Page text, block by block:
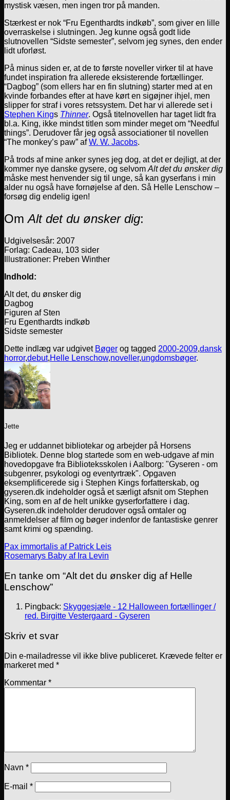
mystisk væsen, men ingen tror på manden.
Stærkest er nok “Fru Egenthardts indkøb”, som giver en lille
overraskelse i slutningen. Jeg kunne også godt lide
slutnovellen “Sidste semester”, selvom jeg synes, den ender
lidt uforløst.
På minus siden er, at de to første noveller virker til at have
fundet inspiration fra allerede eksisterende fortællinger.
“Dagbog” (som ellers har en fin slutning) starter med at en
kvinde forbandes efter at have kørt en sigøjner ihjel, men
slipper for straf i vores retssystem. Det har vi allerede set i
Stephen Kings Thinner. Også titelnovellen har taget lidt fra
bl.a. King, ikke mindst titlen som minder meget om “Needful
things”. Derudover får jeg også associationer til novellen
“The monkey’s paw” afW. W. Jacobs.
På trods af mine anker synes jeg dog, at det er dejligt, at der
kommer nye danske gysere, og selvom Alt det du ønsker dig
måske mest henvender sig til unge, så kan gyserfans i min
alder nu også have fornøjelse af den. Så Helle Lenschow –
forsøg dig endelig igen!
OmAlt det du ønsker dig:
Udgivelsesår: 2007
Forlag: Cadeau, 103 sider
Illustrationer: Preben Winther
Indhold:
Alt det, du ønsker dig
Dagbog
Figuren af Sten
Fru Egenthardts indkøb
Sidste semester
Dette indlæg var udgivet Bøger og tagged 2000-2009,dansk
horror,debut,Helle Lenschow,noveller,ungdomsbøger.
Jette
Jeg er uddannet bibliotekar og arbejder på Horsens
Bibliotek. Denne blog startede som en web-udgave af min
hovedopgave fra Biblioteksskolen i Aalborg: "Gyseren - om
subgenrer, psykologi og eventyrtræk". Opgaven
eksemplificerede sig i Stephen Kings forfatterskab, og
gyseren.dk indeholder også et særligt afsnit om Stephen
King, som en af de helt unikke gyserforfattere i dag.
Gyseren.dk indeholder derudover også omtaler og
anmeldelser af film og bøger indenfor de fantastiske genrer
samt krimi og spænding.
Pax immortalis af Patrick Leis
Rosemarys Baby af Ira Levin
En tanke om “Alt det du ønsker dig af Helle
Lenschow”
Pingback: Skyggesjæle - 12 Halloween fortællinger /
red. Birgitte Vestergaard - Gyseren
Skriv et svar
Din e-mailadresse vil ikke blive publiceret. Krævede felter er
markeret med *
Kommentar *
Navn *
E-mail *